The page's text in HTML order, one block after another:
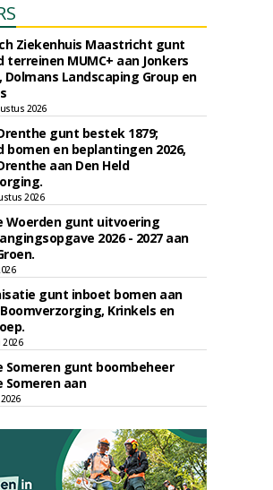
Ziekenhuis Maastricht gunt
terreinen MUMC+ aan Jonkers
Dolmans Landscaping Group en
2026
gunt bestek 1879;
bomen en beplantingen 2026,
aan Den Held
2026
Woerden gunt uitvoering
2026 - 2027 aan
gunt inboet bomen aan
Krinkels en
Someren gunt boombeheer
aan